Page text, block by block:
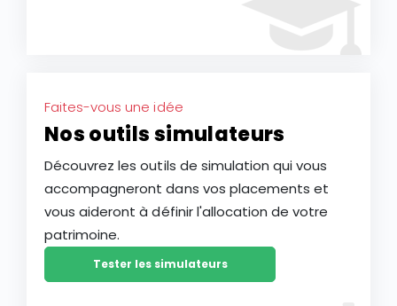
Faites-vous une idée
Nos outils simulateurs
Découvrez les outils de simulation qui vous
accompagneront dans vos placements et
vous aideront à définir l'allocation de votre
patrimoine.
Tester les simulateurs